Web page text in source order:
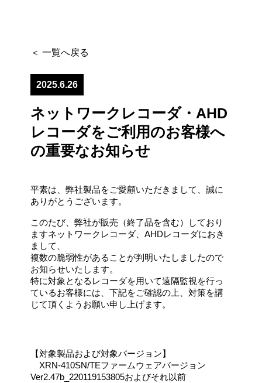
＜ 一覧へ戻る
2025.6.26
ネットワークレコーダ・AHD
レコーダをご利用のお客様へ
の重要なお知らせ
平素は、弊社製品をご愛顧いただきまして、誠に
ありがとうございます。
このたび、弊社が販売（終了品を含む）しており
ますネットワークレコーダ、AHDレコーダにおき
まして、
複数の脆弱性があることが判明いたしましたので
お知らせいたします。
特に対象となるレコーダを用いて遠隔監視を行っ
ているお客様には、下記をご確認の上、対策を講
じて頂くようお願い申し上げます。
【対象製品および対象バージョン】
XRN-410SN/TEファームウェアバージョン
Ver2.47b_220119153805およびそれ以前